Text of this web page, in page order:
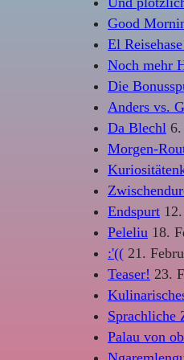
Good
El
Noch mehr
Die
Anders vs.
Da Blechl 6.
Morgen-
Endspurt
Peleliu 18.
:'(( 21.
Teaser! 23.
Sprachliche
Palau von